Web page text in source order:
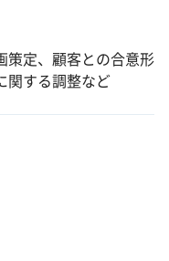
策定、顧客との合意形
関する調整など